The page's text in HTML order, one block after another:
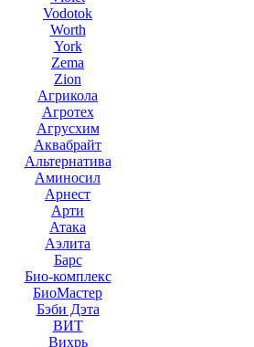
Vodotok
Worth
York
Zema
Zion
Агрикола
Агротех
Агрусхим
Аквабрайт
Альтернатива
Аминосил
Арнест
Арти
Атака
Аэлита
Барс
Био-комплекс
БиоМастер
Бэби Дэта
ВИТ
Вихрь